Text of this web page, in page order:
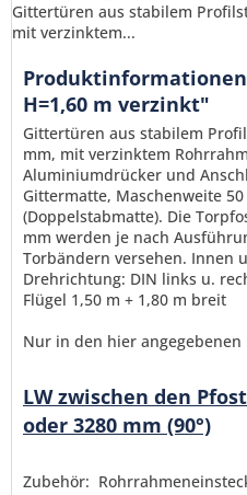
verstanden und stimme zu. *
Senden
Gittertüren aus stabilem
mit verzinktem...
Produktinformationen
H=1,60 m verzinkt"
Gittertüren aus stabilem
mm, mit verzinktem
Aluminiumdrücker und
Gittermatte, Maschenweite
(Doppelstabmatte). Die
mm werden je nach
Torbändern versehen. Innen
Drehrichtung: DIN links u.
Flügel 1,50 m + 1,80 m breit
Nur in den hier
LW zwischen den
oder 3280 mm (90°)
Zubehör: